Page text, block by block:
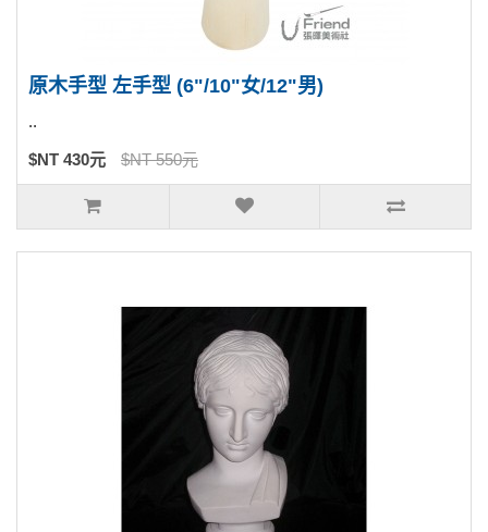
原木手型 左手型 (6"/10"女/12"男)
..
$NT 430元 $NT 550元